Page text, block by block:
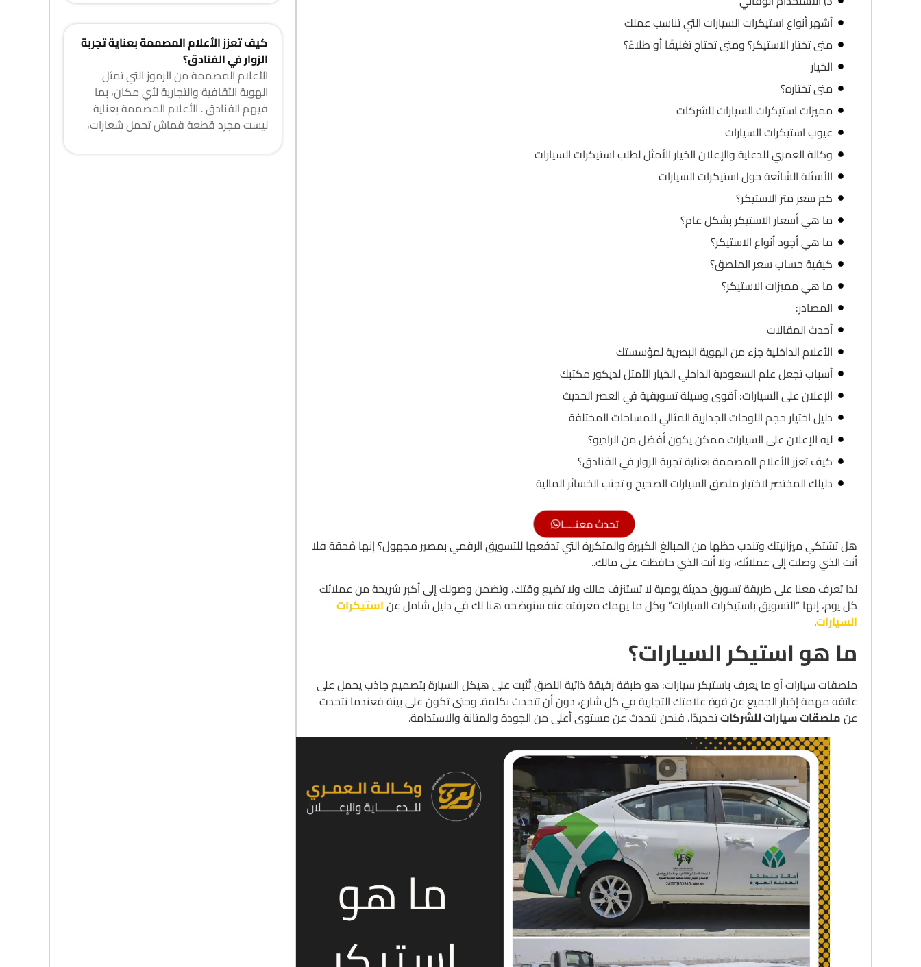
أشهر أنواع استيكرات السيارات التي تناسب عملك
متى تختار الاستيكر؟ ومتى تحتاج تغليفًا أو طلاءً؟
الخيار
متى تختاره؟
مميزات استيكرات السيارات للشركات
عيوب استيكرات السيارات
وكالة العمري للدعاية والإعلان الخيار الأمثل لطلب استيكرات السيارات
الأسئلة الشائعة حول استيكرات السيارات
كم سعر متر الاستيكر؟
ما هي أسعار الاستيكر بشكل عام؟
ما هي أجود أنواع الاستيكر؟
كيفية حساب سعر الملصق؟
ما هي مميزات الاستيكر؟
المصادر:
أحدث المقالات
الأعلام الداخلية جزء من الهوية البصرية لمؤسستك
أسباب تجعل علم السعودية الداخلي الخيار الأمثل لديكور مكتبك
الإعلان على السيارات: أقوى وسيلة تسويقية في العصر الحديث
دليل اختيار حجم اللوحات الجدارية المثالي للمساحات المختلفة
ليه الإعلان على السيارات ممكن يكون أفضل من الراديو؟
كيف تعزز الأعلام المصممة بعناية تجربة الزوار في الفنادق؟
دليلك المختصر لاختيار ملصق السيارات الصحيح و تجنب الخسائر المالية
تحدث معنــــا
هل تشتكي ميزانيتك وتندب حظها من المبالغ الكبيرة والمتكررة التي تدفعها للتسويق الرقمي بمصير مجهول؟ إنها مُحقة فلا
أنت الذي وصلت إلى عملائك، ولا أنت الذي حافظت على مالك..
لذا تعرف معنا على طريقة تسويق حديثة يومية لا تستنزف مالك ولا تضيع وقتك، وتضمن وصولك إلى أكبر شريحة من عملائك
كل يوم، إنها “التسويق باستيكرات السيارات” وكل ما يهمك معرفته عنه سنوضحه هنا لك في دليل شامل عناستيكرات
السيارات.
ما هو استيكر السيارات؟
ملصقات سيارات أو ما يعرف باستيكر سيارات: هو طبقة رقيقة ذاتية اللصق تُثبت على هيكل السيارة بتصميم جاذب يحمل على
عاتقه مهمة إخبار الجميع عن قوة علامتك التجارية في كل شارع، دون أن تتحدث بكلمة. وحتى تكون على بينة فعندما نتحدث
عنملصقات سيارات للشركاتتحديدًا، فنحن نتحدث عن مستوى أعلى من الجودة والمتانة والاستدامة.
كيف تعزز الأعلام المصممة بعناية تجربة
الزوار في الفنادق؟
الأعلام المصممة من الرموز التي تمثل
الهوية الثقافية والتجارية لأي مكان، بما
فيهم الفنادق . الأعلام المصممة بعناية
ليست مجرد قطعة قماش تحمل شعارات،